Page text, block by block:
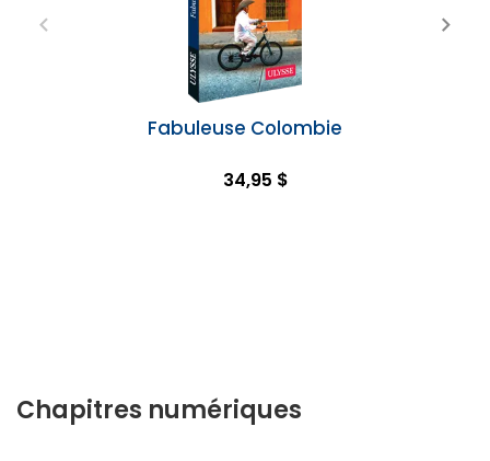
Fabuleuse Colombie
34,95 $
Chapitres numériques